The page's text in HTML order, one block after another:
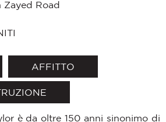
Zayed Road
AFFITTO
è da oltre 150 anni sinonimo di